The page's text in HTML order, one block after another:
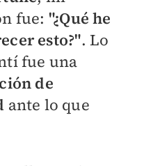
fue: "¿Qué he
esto?". Lo
fue una
de
ante lo que